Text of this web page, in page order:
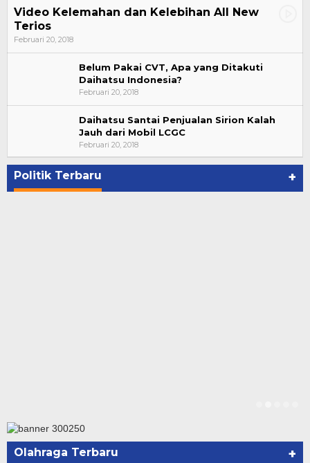
Video Kelemahan dan Kelebihan All New
Terios
Februari 20, 2018
Belum Pakai CVT, Apa yang Ditakuti
Daihatsu Indonesia?
Februari 20, 2018
Daihatsu Santai Penjualan Sirion Kalah
Jauh dari Mobil LCGC
Februari 20, 2018
Politik Terbaru +
Bupati Ahmad Hijazi, Hadiri Paripurna Hasil
Penetapan Paslon Bupati dan Wabup Te…
Di NASIONAL, POLITIK, REJANG LEBONG
Olahraga Terbaru +